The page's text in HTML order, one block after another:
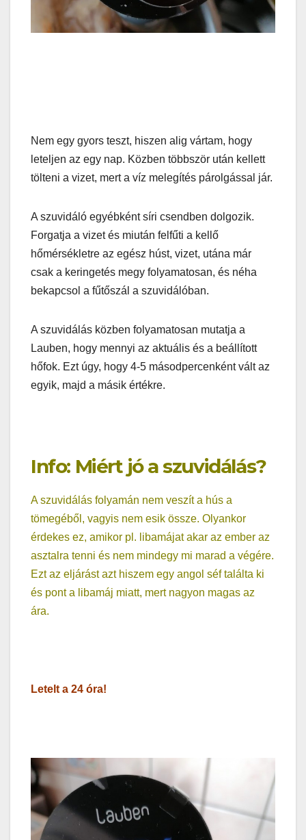
Nem egy gyors teszt, hiszen alig vártam, hogy
leteljen az egy nap. Közben többször után kellett
tölteni a vizet, mert a víz melegítés párolgással jár.
A szuvidáló egyébként síri csendben dolgozik.
Forgatja a vizet és miután felfűti a kellő
hőmérsékletre az egész húst, vizet, utána már
csak a keringetés megy folyamatosan, és néha
bekapcsol a fűtőszál a szuvidálóban.
A szuvidálás közben folyamatosan mutatja a
Lauben, hogy mennyi az aktuális és a beállított
hőfok. Ezt úgy, hogy 4-5 másodpercenként vált az
egyik, majd a másik értékre.
Info: Miért jó a szuvidálás?
A szuvidálás folyamán nem veszít a hús a
tömegéből, vagyis nem esik össze. Olyankor
érdekes ez, amikor pl. libamájat akar az ember az
asztalra tenni és nem mindegy mi marad a végére.
Ezt az eljárást azt hiszem egy angol séf találta ki
és pont a libamáj miatt, mert nagyon magas az
ára.
Letelt a 24 óra!